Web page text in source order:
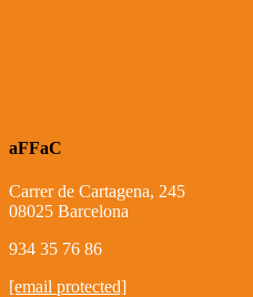
aFFaC
Carrer de Cartagena, 245
08025 Barcelona
934 35 76 86
[email protected]